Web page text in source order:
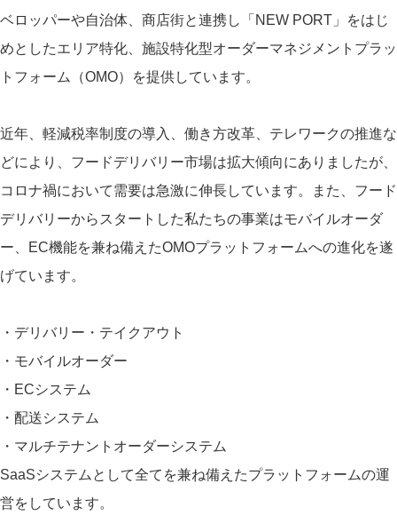
ベロッパーや自治体、商店街と連携し「NEW PORT」をはじ
めとしたエリア特化、施設特化型オーダーマネジメントプラッ
トフォーム（OMO）を提供しています。
近年、軽減税率制度の導入、働き方改革、テレワークの推進な
どにより、フードデリバリー市場は拡大傾向にありましたが、
コロナ禍において需要は急激に伸長しています。また、フード
デリバリーからスタートした私たちの事業はモバイルオーダ
ー、EC機能を兼ね備えたOMOプラットフォームへの進化を遂
げています。
・デリバリー・テイクアウト
・モバイルオーダー
・ECシステム
・配送システム
・マルチテナントオーダーシステム
SaaSシステムとして全てを兼ね備えたプラットフォームの運
営をしています。